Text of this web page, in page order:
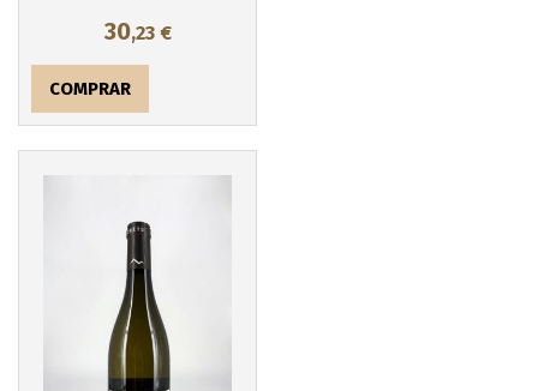
30,23 €
COMPRAR
Más info